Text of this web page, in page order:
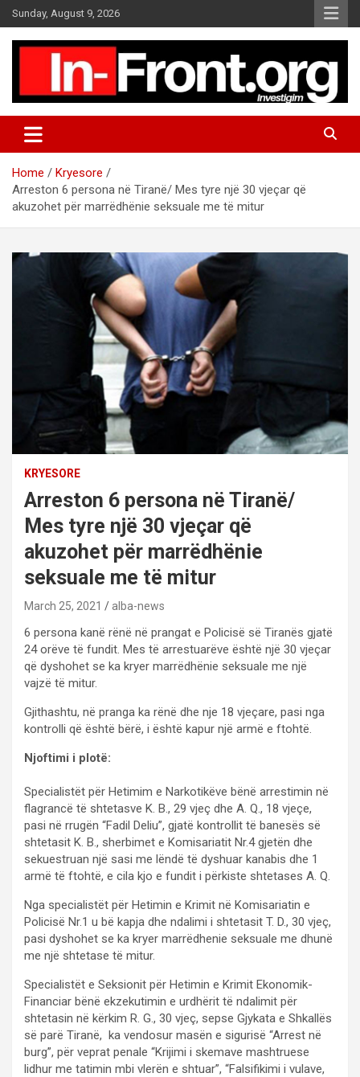
k
Sunday, August 9, 2026
Home
Kryesore
Arreston 6 persona në Tiranë/ Mes tyre një 30 vjeçar që
akuzohet për marrëdhënie seksuale me të mitur
KRYESORE
Arreston 6 persona në Tiranë/
Mes tyre një 30 vjeçar që
akuzohet për marrëdhënie
seksuale me të mitur
March 25, 2021 alba-news
6 persona kanë rënë në prangat e Policisë së Tiranës gjatë
24 orëve të fundit. Mes të arrestuarëve është një 30 vjeçar
që dyshohet se ka kryer marrëdhënie seksuale me një
vajzë të mitur.
Gjithashtu, në pranga ka rënë dhe nje 18 vjeçare, pasi nga
kontrolli që është bërë, i është kapur një armë e ftohtë.
Njoftimi i plotë:
Specialistët për Hetimim e Narkotikëve bënë arrestimin në
flagrancë të shtetasve K. B., 29 vjeç dhe A. Q., 18 vjeçe,
pasi në rrugën “Fadil Deliu”, gjatë kontrollit të banesës së
shtetasit K. B., sherbimet e Komisariatit Nr.4 gjetën dhe
sekuestruan një sasi me lëndë të dyshuar kanabis dhe 1
armë të ftohtë, e cila kjo e fundit i përkiste shtetases A. Q.
Nga specialistët për Hetimin e Krimit në Komisariatin e
Policisë Nr.1 u bë kapja dhe ndalimi i shtetasit T. D., 30 vjeç,
pasi dyshohet se ka kryer marrëdhenie seksuale me dhunë
me një shtetase të mitur.
Specialistët e Seksionit për Hetimin e Krimit Ekonomik-
Financiar bënë ekzekutimin e urdhërit të ndalimit për
shtetasin në kërkim R. G., 30 vjeç, sepse Gjykata e Shkallës
së parë Tiranë, ka vendosur masën e sigurisë “Arrest në
burg”, për veprat penale “Krijimi i skemave mashtruese
lidhur me tatimin mbi vlerën e shtuar”, “Falsifikimi i vulave,